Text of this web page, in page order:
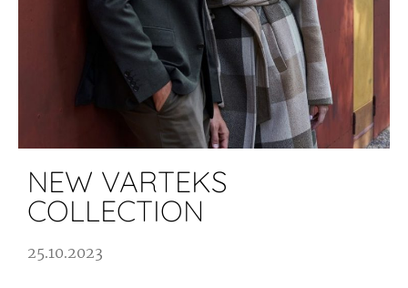
NEW VARTEKS
COLLECTION
25.10.2023